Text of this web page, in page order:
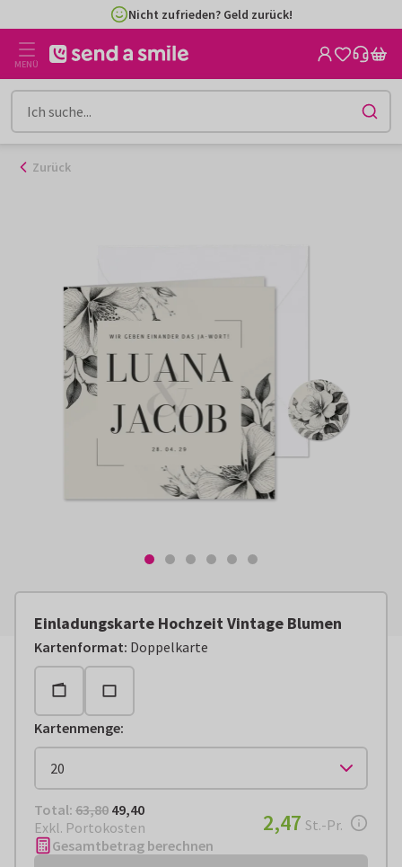
Inhalt
gehen
Nicht zufrieden? Geld zurück!
MENÜ
Zurück
Einladungskarte Hochzeit Vintage Blumen
Kartenformat: Doppelkarte
Kartenmenge:
Total: € 49,40
Total: 63,80 49,40
Exkl. Portokosten
€ 2,47pro Stück
2,47 St.-Pr.
Gesamtbetrag berechnen